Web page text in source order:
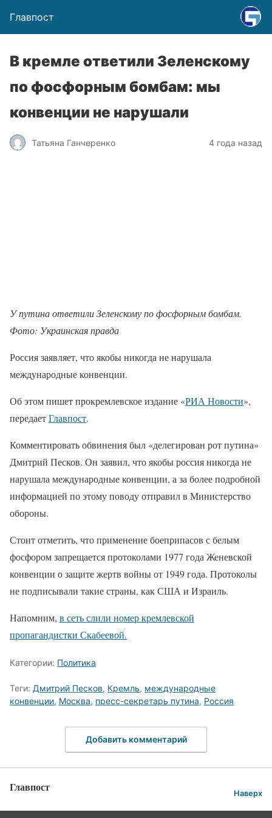
Главпост
В кремле ответили Зеленскому
по фосфорным бомбам: мы
конвенции не нарушали
Татьяна Ганчеренко 4 года назад
У путина ответили Зеленскому по фосфорным бомбам.
Фото: Украинская правда
Россия заявляет, что якобы никогда не нарушала
международные конвенции.
Об этом пишет прокремлевское издание «РИА Новости»,
передаетГлавпост.
Комментировать обвинения был «делегирован рот путина»
Дмитрий Песков. Он заявил, что якобы россия никогда не
нарушала международные конвенции, а за более подробной
информацией по этому поводу отправил в Министерство
обороны.
Стоит отметить, что применение боеприпасов с белым
фосфором запрещается протоколами 1977 года Женевской
конвенции о защите жертв войны от 1949 года. Протоколы
не подписывали такие страны, как США и Израиль.
Напомним, в сеть слили номер кремлевской
пропагандистки Скабеевой.
Категории: Политика
Теги: Дмитрий Песков, Кремль, международные
конвенции, Москва, пресс-секретарь путина, Россия
Добавить комментарий
Главпост Наверх